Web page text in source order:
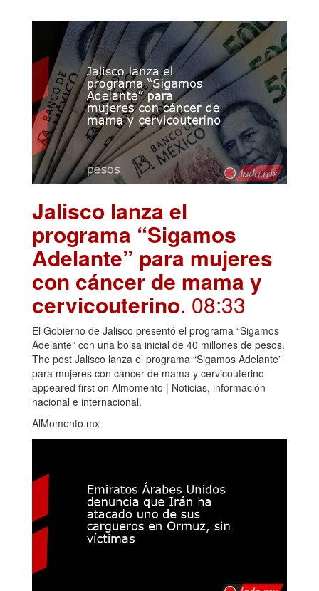
Jalisco lanza el
programa “Sigamos
Adelante” para mujeres
con cáncer de mama y
cervicouterino. 08:33
El Gobierno de Jalisco presentó el programa “Sigamos
Adelante” con una bolsa inicial de 40 millones de pesos.
The post Jalisco lanza el programa “Sigamos Adelante”
para mujeres con cáncer de mama y cervicouterino
appeared first on Almomento | Noticias, información
nacional e internacional.
AlMomento.mx